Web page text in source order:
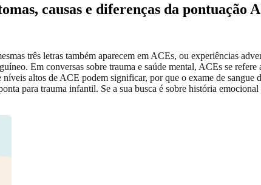
causas e diferenças da pontuação
três letras também aparecem em ACEs, ou experiências
Em conversas sobre trauma e saúde mental, ACEs se
altos de ACE podem significar, por que o exame de sangue
para trauma infantil. Se a sua busca é sobre história emocional